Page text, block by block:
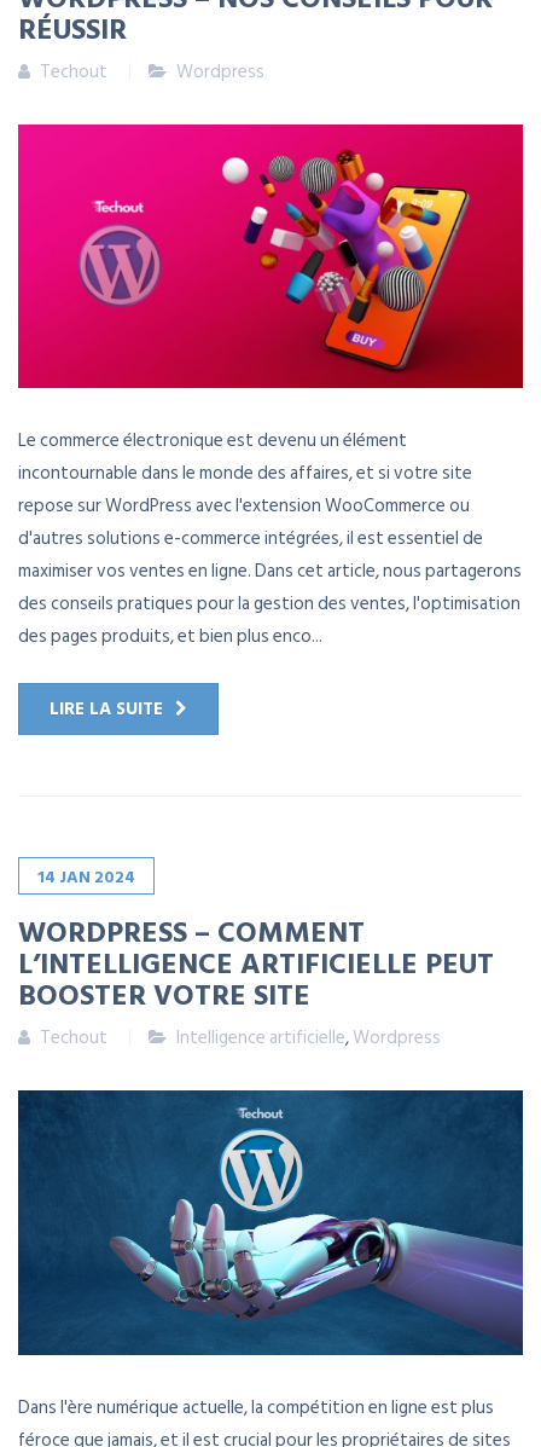
RÉUSSIR
Techout Wordpress
Le commerce électronique est devenu un élément
incontournable dans le monde des affaires, et si votre site
repose sur WordPress avec l'extension WooCommerce ou
d'autres solutions e-commerce intégrées, il est essentiel de
maximiser vos ventes en ligne. Dans cet article, nous partagerons
des conseils pratiques pour la gestion des ventes, l'optimisation
des pages produits, et bien plus enco...
LIRE LA SUITE
14 JAN 2024
WORDPRESS – COMMENT
L’INTELLIGENCE ARTIFICIELLE PEUT
BOOSTER VOTRE SITE
Techout Intelligence artificielle,Wordpress
Dans l'ère numérique actuelle, la compétition en ligne est plus
féroce que jamais, et il est crucial pour les propriétaires de sites